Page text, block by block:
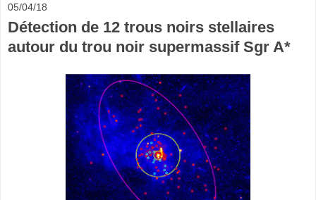
05/04/18
Détection de 12 trous noirs stellaires
autour du trou noir supermassif Sgr A*